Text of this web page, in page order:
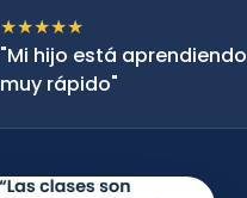
★★★★★
"Mi hijo está aprendiendo
muy rápido"